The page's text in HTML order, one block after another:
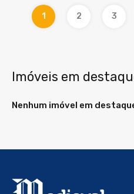
1 2 3
Imóveis em
Nenhum imóvel em